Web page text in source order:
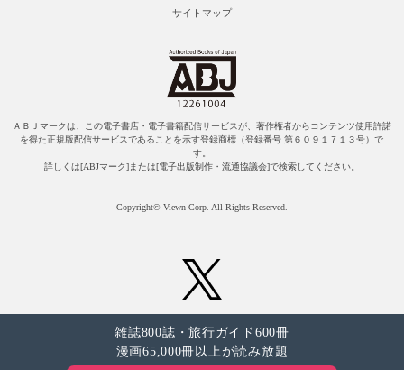
サイトマップ
ＡＢＪマークは、この電子書店・電子書籍配信サービスが、著作権者からコンテンツ使用許諾
を得た正規版配信サービスであることを示す登録商標（登録番号 第６０９１７１３号）で
す。
詳しくは[ABJマーク]または[電子出版制作・流通協議会]で検索してください。
Copyright© Viewn Corp. All Rights Reserved.
雑誌800誌・旅行ガイド600冊
漫画65,000冊以上が読み放題